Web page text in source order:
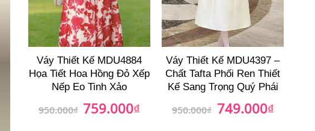
Váy Thiết Kế MDU4884
Họa Tiết Hoa Hồng Đỏ Xếp
Nếp Eo Tinh Xảo
950.000₫ Giá
gốc
759.000₫
Váy Thiết Kế MDU4397 –
Chất Tafta Phối Ren Thiết
Kế Sang Trọng Quý Phái
950.000₫ Giá
gốc
749.000₫Giá
hiện